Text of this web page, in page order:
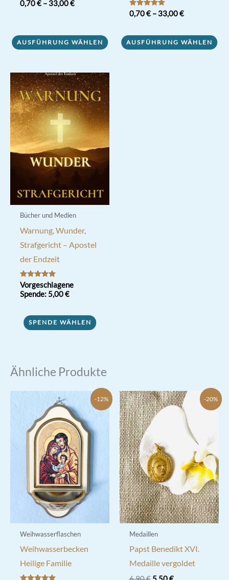
0,70€– 33,00€
AUSFÜHRUNG WÄHLEN
weist
Varianten
auf.
Die
Optionen
können
auf
der
Produktseite
gewählt
werden
Bewertet mit
5.00
0,70€– 33,00€
AUSFÜHRUNG WÄHLEN
Produkt
Bücher und Medien
Warnung, Wunder,
Strafgericht – Apostel
der Endzeit
Bewertet mit
5.00
von 5
Vorgeschlagene
Spende: 5,00€
SPENDE WÄHLEN
Ähnliche Produkte
-12%
Weihwasserflaschen
Weihwasserbecken
Heilige Familie
-20%
Medaillen
Papst Benedikt XVI.
Medaille vergoldet
Ursprünglicher
Aktueller